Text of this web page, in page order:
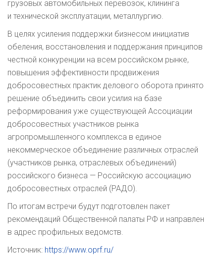
грузовых автомобильных перевозок, клининга
и технической эксплуатации, металлургию.
В целях усиления поддержки бизнесом инициатив
обеления, восстановления и поддержания принципов
честной конкуренции на всем российском рынке,
повышения эффективности продвижения
добросовестных практик делового оборота принято
решение объединить свои усилия на базе
реформирования уже существующей Ассоциации
добросовестных участников рынка
агропромышленного комплекса в единое
некоммерческое объединение различных отраслей
(участников рынка, отраслевых объединений)
российского бизнеса — Российскую ассоциацию
добросовестных отраслей (РАДО).
По итогам встречи будут подготовлен пакет
рекомендаций Общественной палаты РФ и направлен
в адрес профильных ведомств.
Источник: https://www.oprf.ru/